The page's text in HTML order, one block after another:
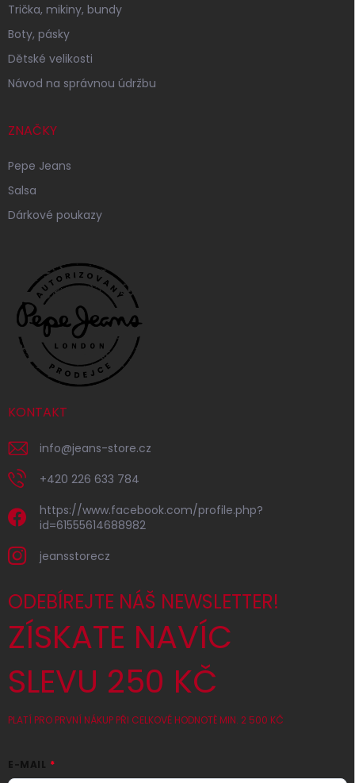
Trička, mikiny, bundy
Boty, pásky
Dětské velikosti
Návod na správnou údržbu
ZNAČKY
Pepe Jeans
Salsa
Dárkové poukazy
KONTAKT
info@jeans-store.cz
+420 226 633 784
https://www.facebook.com/profile.php?
id=61555614688982
jeansstorecz
ODEBÍREJTE NÁŠ NEWSLETTER!
ZÍSKATE NAVÍC
SLEVU 250 KČ
PLATÍ PRO PRVNÍ NÁKUP PŘI CELKOVÉ HODNOTĚ MIN. 2 500 KČ
E-MAIL